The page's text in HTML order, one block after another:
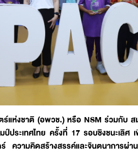
ห่งชาติ (อพวช.) หรือ NSM ร่วมกับ ส
ป์ประเทศไทย ครั้งที่ 17 รอบชิงชนะเลิศ
ความคิดสร้างสรรค์และจินตนาการผ่า